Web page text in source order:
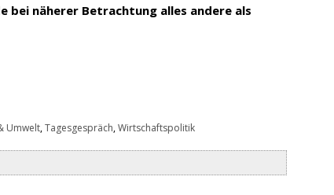
bei näherer Betrachtung alles andere als
Umwelt,Tagesgespräch,Wirtschaftspolitik